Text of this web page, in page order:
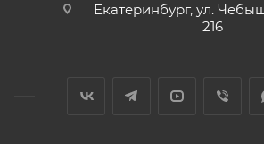
Екатеринбург, ул.
216